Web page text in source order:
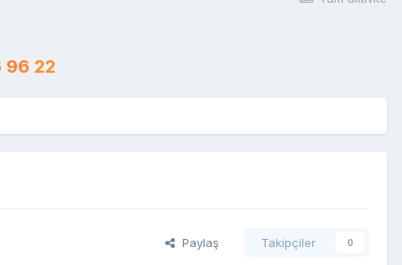
96 22
Paylaş Takipçiler 0